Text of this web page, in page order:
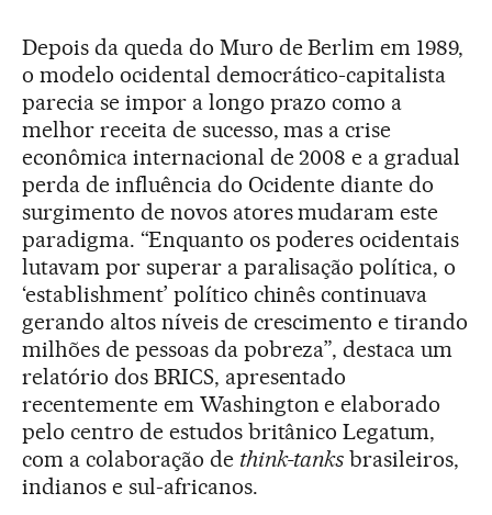
Depois da queda do Muro de Berlim em 1989,
o modelo ocidental democrático-capitalista
parecia se impor a longo prazo como a
melhor receita de sucesso, mas a crise
econômica internacional de 2008 e a gradual
perda de influência do Ocidente diante do
surgimento de novos atores mudaram este
paradigma. “Enquanto os poderes ocidentais
lutavam por superar a paralisação política, o
‘establishment’ político chinês continuava
gerando altos níveis de crescimento e tirando
milhões de pessoas da pobreza”, destaca um
relatório dos BRICS, apresentado
recentemente em Washington e elaborado
pelo centro de estudos britânico Legatum,
com a colaboração de think-tanks brasileiros,
indianos e sul-africanos.